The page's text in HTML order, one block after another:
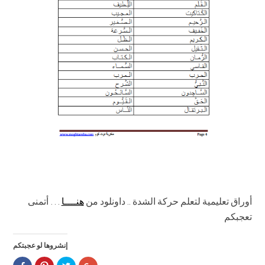
أوراق تعليمية لتعلم حركة الشدة .. داونلود منهنــــا … أتمنى
تعجبكم
إنشروها لو عجبتكم